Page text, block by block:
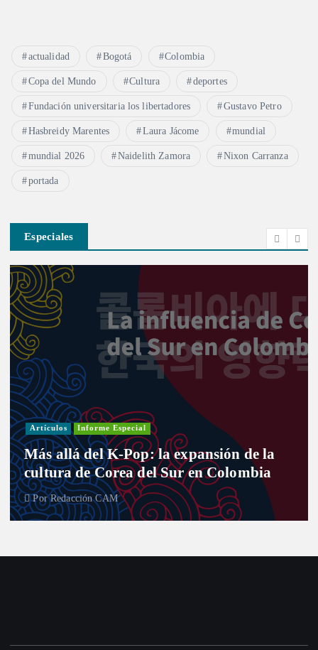
actualidad Bogotá Colombia
Copa del Mundo Cultura deportes
Fundación universitaria los libertadores Gustavo Petro
Hasbreidy Marentes Laura Jácome mundial
mundial 2026 Naidelith Zamora Nixon Carranza
portada
Especiales
Artículos Informe Especial
Más allá del K-Pop: la expansión de la
cultura de Corea del Sur en Colombia
PorRedacción CAM